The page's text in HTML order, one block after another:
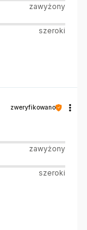
zawyżony
szeroki
zweryfikowano
zawyżony
szeroki